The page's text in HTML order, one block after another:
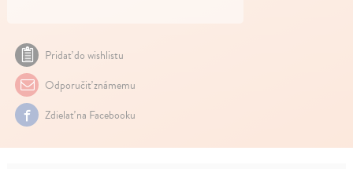
Pridať do wishlistu
Odporučiť známemu
Zdielať na Facebooku